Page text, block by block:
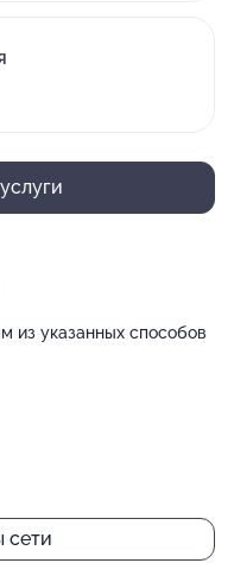
из указанных способов
сети